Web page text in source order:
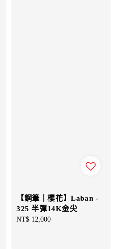
【鋼筆｜櫻花】Laban -
325 半彈14K金尖
Regular
NT$ 12,000